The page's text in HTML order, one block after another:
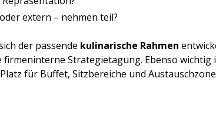
extern – nehmen teil?
der passende kulinarische Rahmen
Strategietagung. Ebenso
für Buffet, Sitzbereiche und